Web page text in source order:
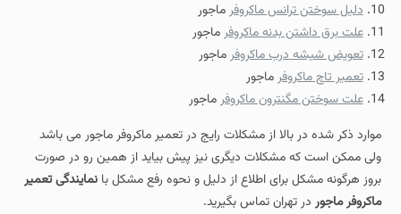
دلیل سوختن ترانس ماکروفرماجور
علت برق داشتن بدنه ماکروفرماجور
تعویض شیشه درب ماکروفرماجور
تعمیر تاچ ماکروفرماجور
علت سوختن مگنترون ماکروفرماجور
موارد ذکر شده در بالا از مشکلات رایج در تعمیر ماکروفر ماجور می باشد
ولی ممکن است که مشکلات دیگری نیز پیش بیاید از همین رو در صورت
بروز هرگونه مشکل برای اطلاع از دلیل و نحوه رفع مشکل با نمایندگی تعمیر
ماکروفر ماجور در تهران تماس بگیرید.